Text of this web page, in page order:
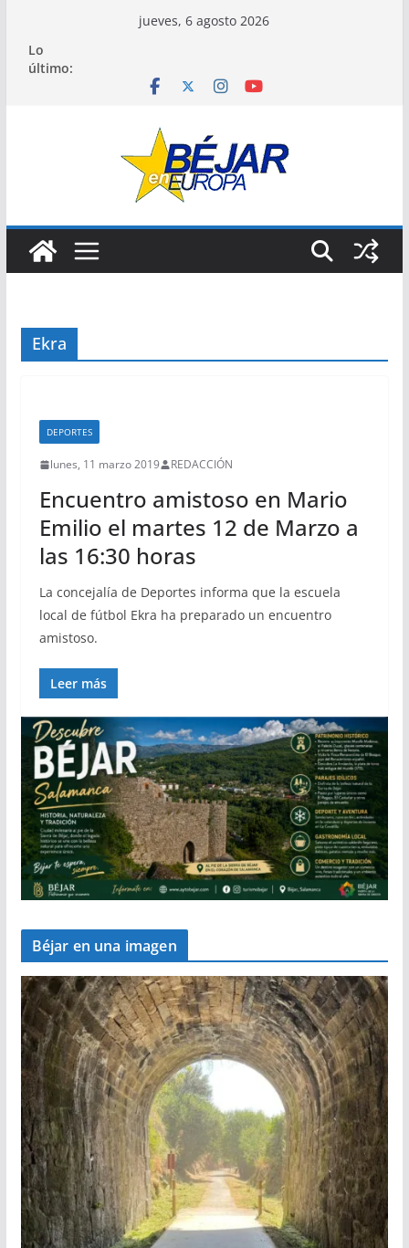
contenido
jueves, 6 agosto 2026
Lo
último:
Ekra
DEPORTES
lunes, 11 marzo 2019 REDACCIÓN
Encuentro amistoso en Mario
Emilio el martes 12 de Marzo a
las 16:30 horas
La concejalía de Deportes informa que la escuela
local de fútbol Ekra ha preparado un encuentro
amistoso.
Leer más
Béjar en una imagen